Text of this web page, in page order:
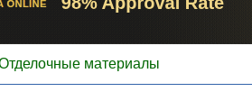
материалы